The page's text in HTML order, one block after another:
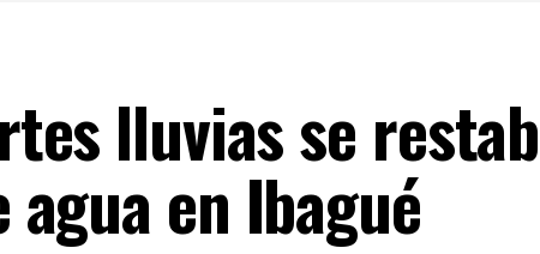
lluvias se
en Ibagué